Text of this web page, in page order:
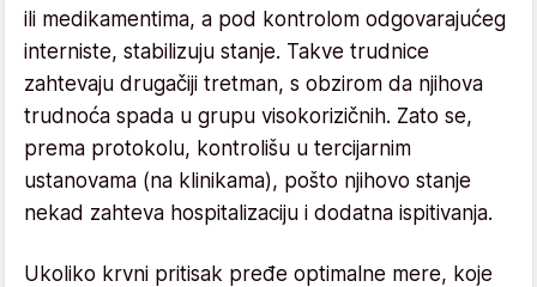
ili medikamentima, a pod kontrolom odgovarajućeg
interniste, stabilizuju stanje. Takve trudnice
zahtevaju drugačiji tretman, s obzirom da njihova
trudnoća spada u grupu visokorizičnih. Zato se,
prema protokolu, kontrolišu u tercijarnim
ustanovama (na klinikama), pošto njihovo stanje
nekad zahteva hospitalizaciju i dodatna ispitivanja.
Ukoliko krvni pritisak pređe optimalne mere, koje